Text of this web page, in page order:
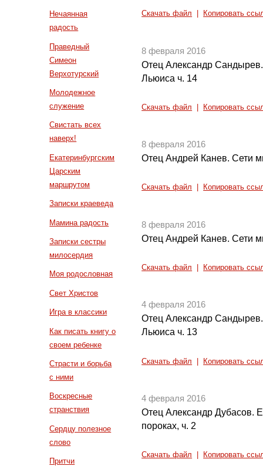
Нечаянная
радость
Праведный
Симеон
Верхотурский
Молодежное
служение
Свистать всех
наверх!
Екатеринбургским
Царским
маршрутом
Записки краеведа
Мамина радость
Записки сестры
милосердия
Моя родословная
Свет Христов
Игра в классики
Как писать книгу о
своем ребенке
Страсти и борьба
с ними
Воскресные
странствия
Сердцу полезное
слово
Притчи
Скачать файл Копировать
8 февраля 2016
Отец Александр
Льюиса ч. 14
Скачать файл Копировать
8 февраля 2016
Отец Андрей Канев. Сети
Скачать файл Копировать
8 февраля 2016
Отец Андрей Канев. Сети
Скачать файл Копировать
4 февраля 2016
Отец Александр
Льюиса ч. 13
Скачать файл Копировать
4 февраля 2016
Отец Александр Дубасов.
пороках, ч. 2
Скачать файл Копировать